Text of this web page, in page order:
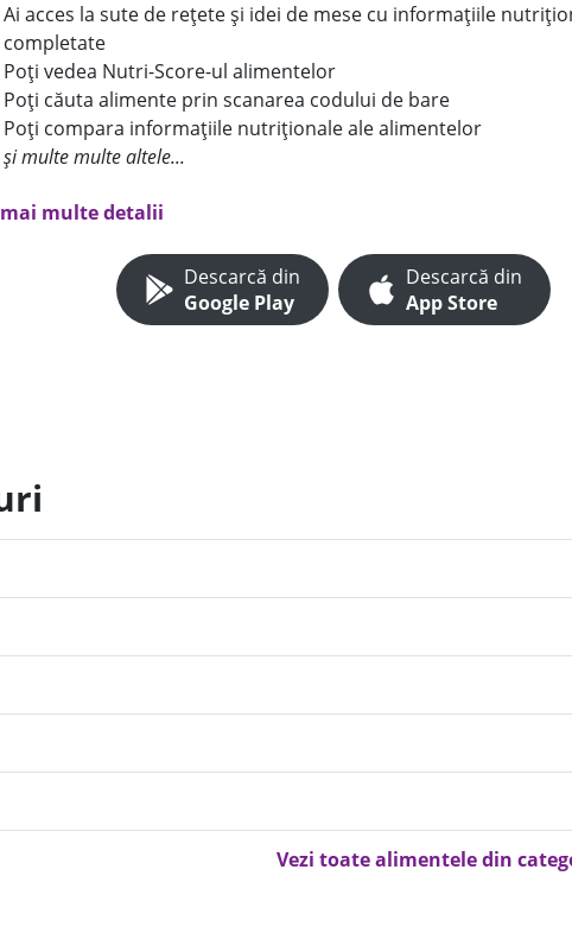
Ai acces la sute de rețete și idei de mese cu informațiile
completate
Poți vedea Nutri-Score-ul alimentelor
Poți căuta alimente prin scanarea codului de bare
Poți compara informațiile nutriționale ale alimentelor
și multe multe altele...
multe detalii
Descarcă din
Google Play
Descarcă din
App Store
Vezi toate alimentele din